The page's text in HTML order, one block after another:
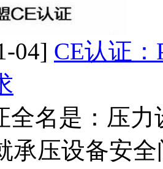
04] CE认证
全名是：压
承压设备安